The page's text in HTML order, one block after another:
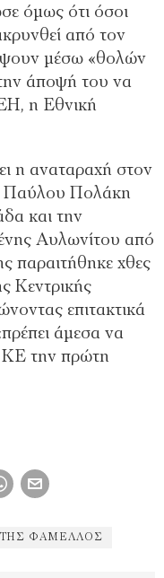
όμως ότι όσοι
από τον
μέσω «θολών
άποψή του να
η Εθνική
η αναταραχή στον
Παύλου Πολάκη
και την
Αυλωνίτου από
παραιτήθηκε χθες
Κεντρικής
επιτακτικά
άμεσα να
ΚΕ την πρώτη
ΦΆΜΕΛΛΟΣ